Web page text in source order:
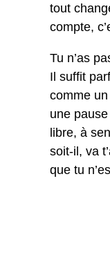
tout
compte,
Tu n’as
Il suffit
comme
une
libre, à
soit-il, va
que tu